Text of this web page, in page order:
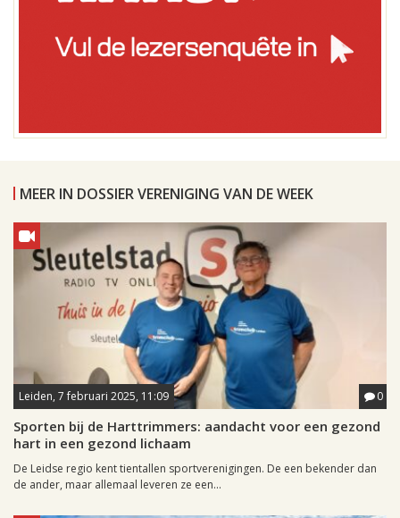
MEER IN DOSSIER VERENIGING VAN DE WEEK
Leiden, 7 februari 2025, 11:09 0
Sporten bij de Harttrimmers: aandacht voor een gezond
hart in een gezond lichaam
De Leidse regio kent tientallen sportverenigingen. De een bekender dan
de ander, maar allemaal leveren ze een...